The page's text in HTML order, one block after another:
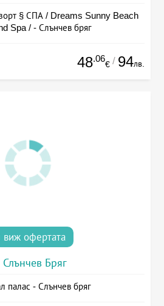
§ СПА / Dreams Sunny Beach
Spa / - Слънчев бряг
48.06
€ / 94лв.
виж офертата
Слънчев Бряг
палас - Слънчев бряг